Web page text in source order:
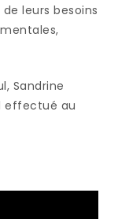
leurs besoins
Sandrine
effectué au